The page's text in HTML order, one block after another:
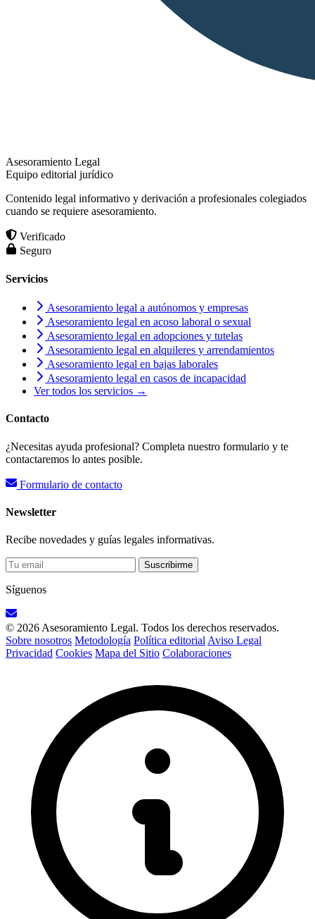
Asesoramiento Legal
Equipo editorial jurídico
Contenido legal informativo y derivación a profesionales colegiados
cuando se requiere asesoramiento.
Verificado
Seguro
Servicios
Asesoramiento legal a autónomos y empresas
Asesoramiento legal en acoso laboral o sexual
Asesoramiento legal en adopciones y tutelas
Asesoramiento legal en alquileres y arrendamientos
Asesoramiento legal en bajas laborales
Asesoramiento legal en casos de incapacidad
Ver todos los servicios →
Contacto
¿Necesitas ayuda profesional? Completa nuestro formulario y te
contactaremos lo antes posible.
Formulario de contacto
Newsletter
Recibe novedades y guías legales informativas.
Suscribirme
Síguenos
© 2026 Asesoramiento Legal. Todos los derechos reservados.
Sobre nosotros Metodología Política editorial Aviso Legal
Privacidad Cookies Mapa del Sitio Colaboraciones